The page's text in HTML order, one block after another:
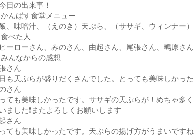
日の出来事！
かんばす食堂メニュー
、味噌汁、（えのき）天ぷら、（ササギ、ウィンナー）
食べた人
ーローさん、みのさん、由起さん、尾張さん、鴫原さん
みんなからの感想
さん
も天ぷらが盛りだくさんでした。とっても美味しかっ
さん
ても美味しかったです。ササギの天ぷらが！めちゃ多
ました❗またよろしくお願いします
さん
ても美味しかったです。天ぷらの揚げ方がうまいです